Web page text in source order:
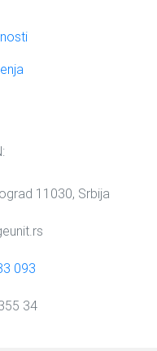
11030, Srbija
093
34